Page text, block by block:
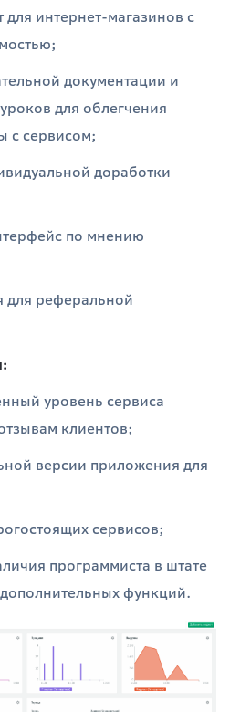
для интернет-магазинов с
документации и
для облегчения
с сервисом;
доработки
по мнению
для реферальной
уровень сервиса
клиентов;
версии приложения для
сервисов;
программиста в штате
функций.